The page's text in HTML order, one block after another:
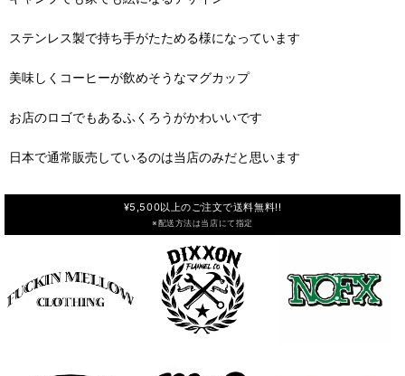
ステンレス製で持ち手がたためる様になっています
美味しくコーヒーが飲めそうなマグカップ
お店のロゴでもあるふくろうがかわいいです
日本で通常販売しているのは当店のみだと思います
¥5,500以上のご注文で送料無料!!
※配送方法は当店にて指定